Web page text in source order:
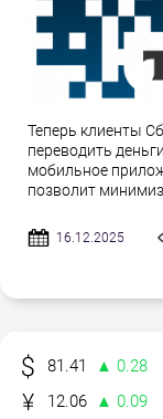
Теперь клиенты
переводить
мобильное
позволит
16.12.2025
81.41 ▲ 0.28
12.06
▲ 0.09